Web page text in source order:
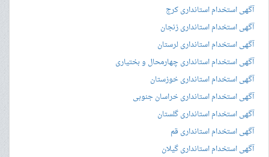
آگهی استخدام استانداری کرج
آگهی استخدام استانداری زنجان
آگهی استخدام استانداری لرستان
آگهی استخدام استانداری چهارمحال و بختیاری
آگهی استخدام استانداری خوزستان
آگهی استخدام استانداری خراسان جنوبی
آگهی استخدام استانداری گلستان
آگهی استخدام استانداری قم
آگهی استخدام استانداری گیلان